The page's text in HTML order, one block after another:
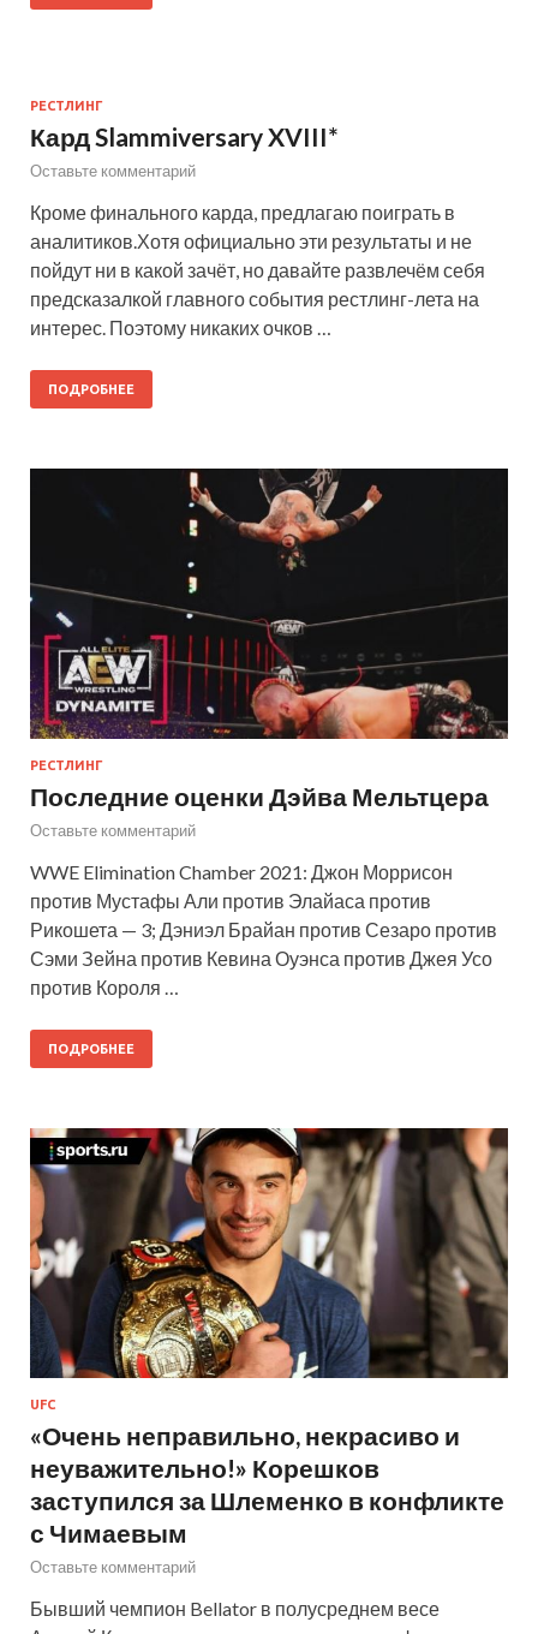
РЕСТЛИНГ
Кард Slammiversary XVIII*
Оставьте комментарий
Кроме финального карда, предлагаю поиграть в
аналитиков.Хотя официально эти результаты и не
пойдут ни в какой зачёт, но давайте развлечём себя
предсказалкой главного события рестлинг-лета на
интерес. Поэтому никаких очков …
ПОДРОБНЕЕ
РЕСТЛИНГ
Последние оценки Дэйва Мельтцера
Оставьте комментарий
WWE Elimination Chamber 2021: Джон Моррисон
против Мустафы Али против Элайаса против
Рикошета — 3; Дэниэл Брайан против Сезаро против
Сэми Зейна против Кевина Оуэнса против Джея Усо
против Короля …
ПОДРОБНЕЕ
UFC
«Очень неправильно, некрасиво и
неуважительно!» Корешков
заступился за Шлеменко в конфликте
с Чимаевым
Оставьте комментарий
Бывший чемпион Bellator в полусреднем весе